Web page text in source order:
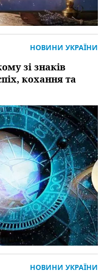
зі знаків
кохання та
НОВИНИ УКРАЇНИ
НОВИНИ УКРАЇНИ